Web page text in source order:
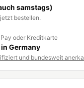
samstags)
bestellen.
oder Kreditkarte
Germany
und bundesweit